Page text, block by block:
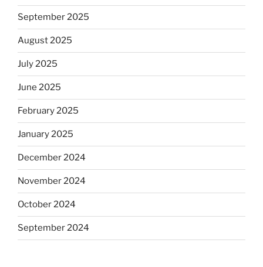
September 2025
August 2025
July 2025
June 2025
February 2025
January 2025
December 2024
November 2024
October 2024
September 2024